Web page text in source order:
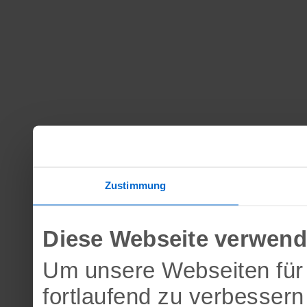
Zustimmung
Diese Webseite
Um unsere Webseiten
fortlaufend zu